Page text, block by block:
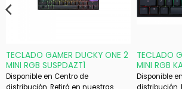
TECLADO GAMER DUCKY ONE 2
MINI RGB SUSPDAZT1
Disponible en Centro de
TECLADO
MINI RGB
SWICHT
MECANICO
Disponible